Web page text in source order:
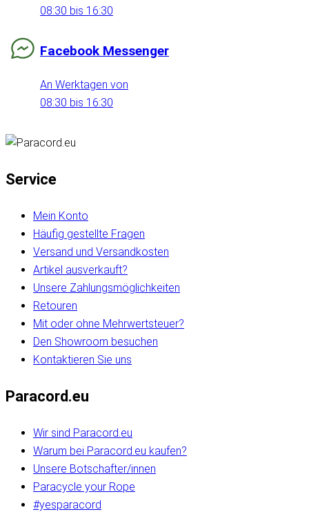
08:30 bis 16:30
Facebook Messenger
An Werktagen von
08:30 bis 16:30
Service
Mein Konto
Häufig gestellte Fragen
Versand und Versandkosten
Artikel ausverkauft?
Unsere Zahlungsmöglichkeiten
Retouren
Mit oder ohne Mehrwertsteuer?
Den Showroom besuchen
Kontaktieren Sie uns
Paracord.eu
Wir sind Paracord.eu
Warum bei Paracord.eu kaufen?
Unsere Botschafter/innen
Paracycle your Rope
#yesparacord